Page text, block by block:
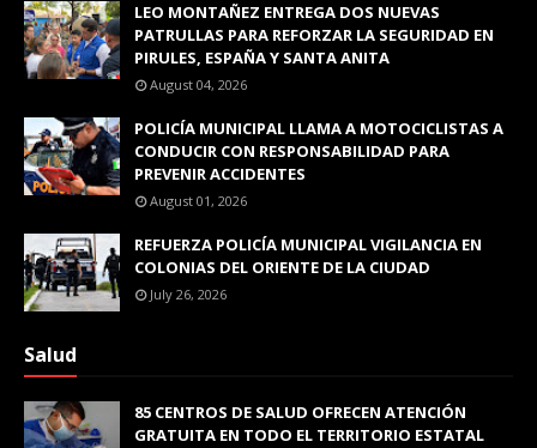
LEO MONTAÑEZ ENTREGA DOS NUEVAS
PATRULLAS PARA REFORZAR LA SEGURIDAD EN
PIRULES, ESPAÑA Y SANTA ANITA
August 04, 2026
POLICÍA MUNICIPAL LLAMA A MOTOCICLISTAS A
CONDUCIR CON RESPONSABILIDAD PARA
PREVENIR ACCIDENTES
August 01, 2026
REFUERZA POLICÍA MUNICIPAL VIGILANCIA EN
COLONIAS DEL ORIENTE DE LA CIUDAD
July 26, 2026
Salud
85 CENTROS DE SALUD OFRECEN ATENCIÓN
GRATUITA EN TODO EL TERRITORIO ESTATAL